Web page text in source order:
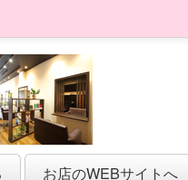
お店のWEBサイトへ